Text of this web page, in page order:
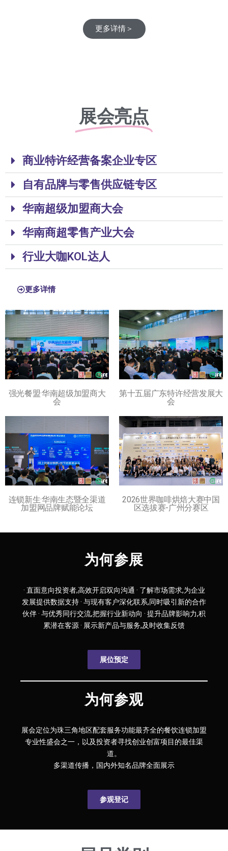
更多详情＞
展会亮点
商业特许经营备案企业专区
自有品牌与零售供应链专区
华南超级加盟商大会
华南商超零售产业大会
行业大咖KOL达人
更多详情
强光餐盟·华南超级加盟商大
会
连锁新生·华南生态暨全渠道
加盟网品牌赋能论坛
第十五届广东特许经营发展大
会
2026世界咖啡烘焙大赛中国
区选拔赛-广州分赛区
为何参展
· 直面意向投资者,高效开启双向沟通 · 了解市场需求,为企业
发展提供数据支持 · 与现有客户深化联系,同时吸引新的合作
伙伴 · 与优秀同行交流,把握行业新动向 · 提升品牌影响力,积
累潜在客源 · 展示新产品与服务,及时收集反馈
展位预定
为何参观
展会定位为珠三角地区配套服务功能最齐全的餐饮连锁加盟
专业性盛会之一，以及投资者寻找创业创富项目的最佳渠
道。
多渠道传播，国内外知名品牌全面展示
参观登记